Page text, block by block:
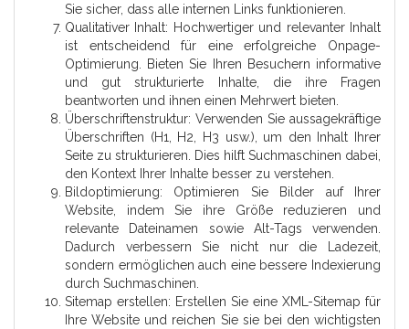
Sie sicher, dass alle internen Links funktionieren.
Qualitativer Inhalt: Hochwertiger und relevanter Inhalt
ist entscheidend für eine erfolgreiche Onpage-
Optimierung. Bieten Sie Ihren Besuchern informative
und gut strukturierte Inhalte, die ihre Fragen
beantworten und ihnen einen Mehrwert bieten.
Überschriftenstruktur: Verwenden Sie aussagekräftige
Überschriften (H1, H2, H3 usw.), um den Inhalt Ihrer
Seite zu strukturieren. Dies hilft Suchmaschinen dabei,
den Kontext Ihrer Inhalte besser zu verstehen.
Bildoptimierung: Optimieren Sie Bilder auf Ihrer
Website, indem Sie ihre Größe reduzieren und
relevante Dateinamen sowie Alt-Tags verwenden.
Dadurch verbessern Sie nicht nur die Ladezeit,
sondern ermöglichen auch eine bessere Indexierung
durch Suchmaschinen.
Sitemap erstellen: Erstellen Sie eine XML-Sitemap für
Ihre Website und reichen Sie sie bei den wichtigsten